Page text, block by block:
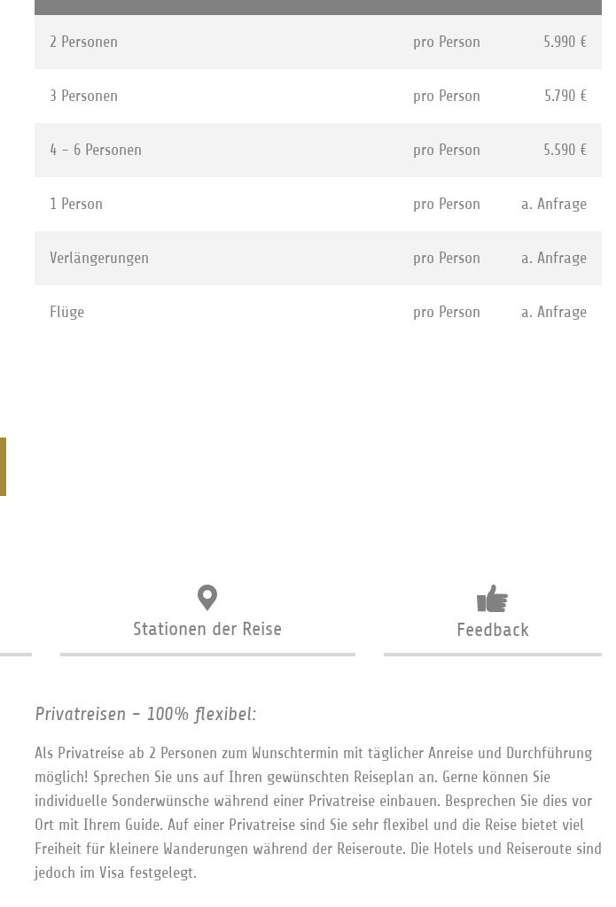
2 Personen pro Person 5.990 €
3 Personen pro Person 5.790 €
4 - 6 Personen pro Person 5.590 €
1 Person pro Person a. Anfrage
Verlängerungen pro Person a. Anfrage
Flüge pro Person a. Anfrage
Stationen der Reise Feedback
Privatreisen - 100% flexibel:
Als Privatreise ab 2 Personen zum Wunschtermin mit täglicher Anreise und Durchführung
möglich! Sprechen Sie uns auf Ihren gewünschten Reiseplan an. Gerne können Sie
individuelle Sonderwünsche während einer Privatreise einbauen. Besprechen Sie dies vor
Ort mit Ihrem Guide. Auf einer Privatreise sind Sie sehr flexibel und die Reise bietet viel
Freiheit für kleinere Wanderungen während der Reiseroute. Die Hotels und Reiseroute sind
jedoch im Visa festgelegt.